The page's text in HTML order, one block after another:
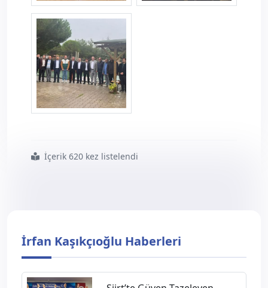
usak--4-.png usak--5-.png
usak--6-.png
#uşak
#ve
#ilçelerinde
#camiler
#din
#görevlileri
#haftası
#programı
#yapıldıİçerik 620 kez listelendi
İrfan Kaşıkçıoğlu Haberleri